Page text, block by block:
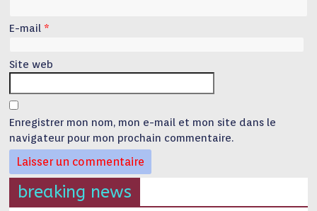
E-mail *
Site web
Enregistrer mon nom, mon e-mail et mon site dans le
navigateur pour mon prochain commentaire.
breaking news